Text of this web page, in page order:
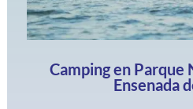
Camping en Parque
Ensenada